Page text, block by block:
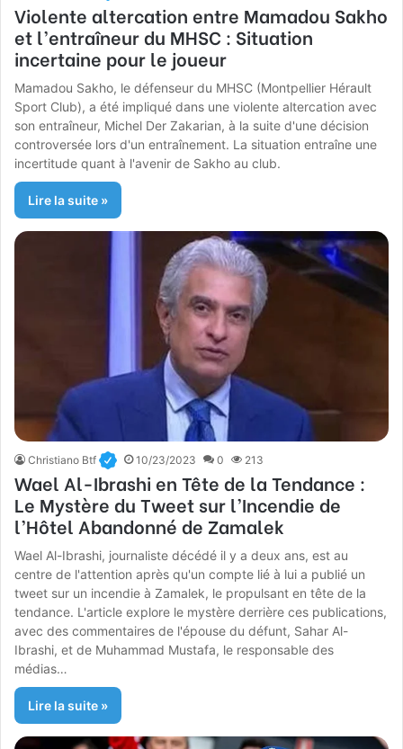
Violente altercation entre Mamadou Sakho
et l’entraîneur du MHSC : Situation
incertaine pour le joueur
Mamadou Sakho, le défenseur du MHSC (Montpellier Hérault
Sport Club), a été impliqué dans une violente altercation avec
son entraîneur, Michel Der Zakarian, à la suite d'une décision
controversée lors d'un entraînement. La situation entraîne une
incertitude quant à l'avenir de Sakho au club.
Lire la suite »
Christiano Btf 10/23/2023 0 213
Wael Al-Ibrashi en Tête de la Tendance :
Le Mystère du Tweet sur l’Incendie de
l’Hôtel Abandonné de Zamalek
Wael Al-Ibrashi, journaliste décédé il y a deux ans, est au
centre de l'attention après qu'un compte lié à lui a publié un
tweet sur un incendie à Zamalek, le propulsant en tête de la
tendance. L'article explore le mystère derrière ces publications,
avec des commentaires de l'épouse du défunt, Sahar Al-
Ibrashi, et de Muhammad Mustafa, le responsable des
médias…
Lire la suite »